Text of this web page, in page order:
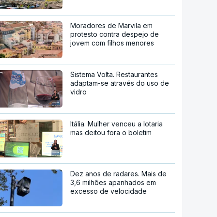
Moradores de Marvila em
protesto contra despejo de
jovem com filhos menores
Sistema Volta. Restaurantes
adaptam-se através do uso de
vidro
Itália. Mulher venceu a lotaria
mas deitou fora o boletim
Dez anos de radares. Mais de
3,6 milhões apanhados em
excesso de velocidade